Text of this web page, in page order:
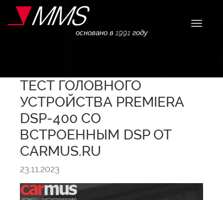
основано в 1991 году
ТЕСТ ГОЛОВНОГО
УСТРОЙСТВА PREMIERA
DSP-400 СО
ВСТРОЕННЫМ DSP ОТ
CARMUS.RU
23.11.2023